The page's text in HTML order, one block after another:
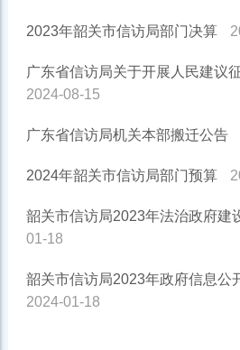
2023年韶关市信访局部门决算
广东省信访局关于开展人民建议
2024-08-15
广东省信访局机关本部搬迁公告
2024年韶关市信访局部门预算
韶关市信访局2023年法治政府建
01-18
韶关市信访局2023年政府信息公
2024-01-18